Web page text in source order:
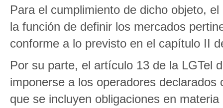
Para el cumplimiento de dicho objeto,
la función de definir los mercados
conforme a lo previsto en el capítulo II
Por su parte, el artículo 13 de la LGTel
imponerse a los operadores
que se incluyen obligaciones en